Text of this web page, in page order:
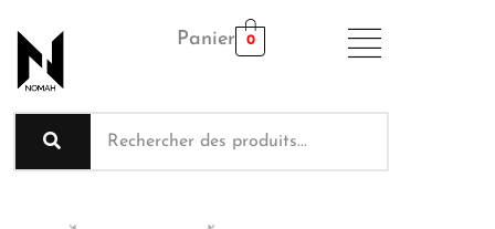
contenu
Panier 0